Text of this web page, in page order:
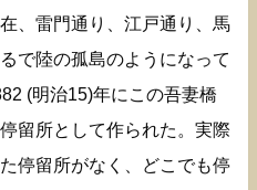
、雷門通り、江戸通り、馬
で陸の孤島のようになって
(明治15)年にこの吾妻橋
留所として作られた。実際
停留所がなく、どこでも停